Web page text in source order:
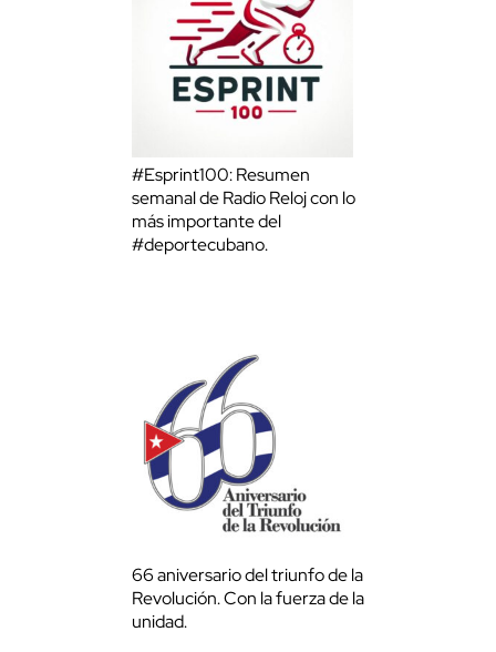
#Esprint100: Resumen
semanal de Radio Reloj con lo
más importante del
#deportecubano.
66 aniversario del triunfo de la
Revolución. Con la fuerza de la
unidad.